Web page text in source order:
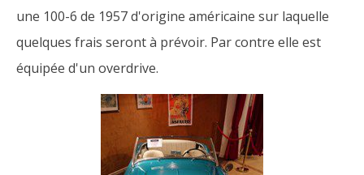
une 100-6 de 1957 d'origine américaine sur laquelle
quelques frais seront à prévoir. Par contre elle est
équipée d'un overdrive.